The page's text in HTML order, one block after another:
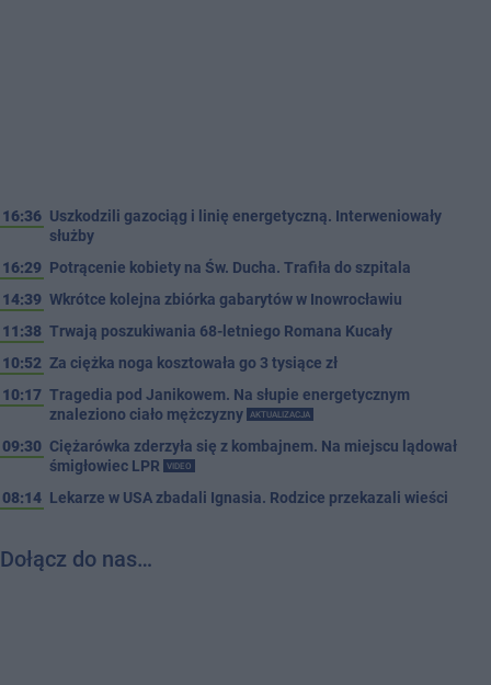
16:36 Uszkodzili gazociąg i linię energetyczną. Interweniowały
służby
16:29 Potrącenie kobiety na Św. Ducha. Trafiła do szpitala
14:39 Wkrótce kolejna zbiórka gabarytów w Inowrocławiu
11:38 Trwają poszukiwania 68-letniego Romana Kucały
10:52 Za ciężka noga kosztowała go 3 tysiące zł
10:17 Tragedia pod Janikowem. Na słupie energetycznym
znaleziono ciało mężczyzny
AKTUALIZACJA
09:30 Ciężarówka zderzyła się z kombajnem. Na miejscu lądował
śmigłowiec LPR
VIDEO
08:14 Lekarze w USA zbadali Ignasia. Rodzice przekazali wieści
Dołącz do nas…